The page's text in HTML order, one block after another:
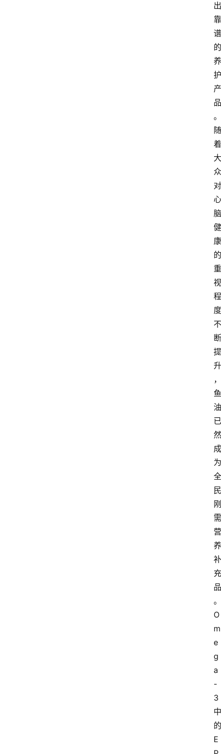
出
靠
谱
的
养
护
产
品
。
随
着
大
众
对
心
脑
健
康
的
重
视
程
度
不
断
提
升
，
鱼
油
已
然
成
为
全
民
刚
需
营
养
补
充
品
。
O
m
e
g
a
-
3
中
的
E